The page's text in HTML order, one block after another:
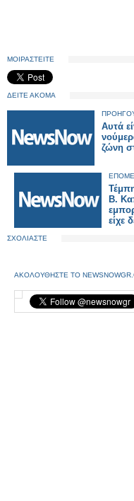
ΜΟΙΡΑΣΤΕΙΤΕ
ΔΕΙΤΕ ΑΚΟΜΑ
Αυτά
ζώνη
Β.
είχε
ΣΧΟΛΙΑΣΤΕ
ΑΚΟΛΟΥΘΗΣΤΕ ΤΟ